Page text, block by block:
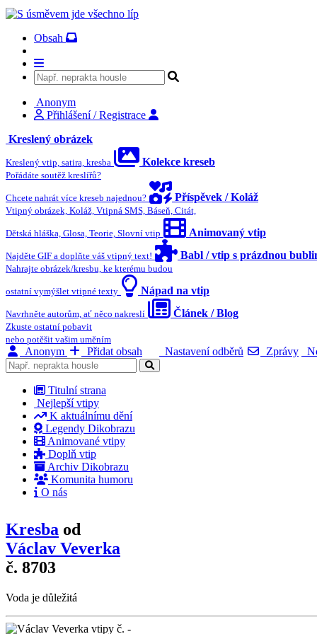
Obsah
Anonym
Přihlášení / Registrace
Kreslený obrázek
Kreslený vtip, satira, kresba Kolekce kreseb
Pořádáte soutěž kreslířů?
Chcete nahrát více kreseb najednou? Příspěvek / Koláž
Vtipný obrázek, Koláž, Vtipná SMS, Báseň, Citát,
Dětská hláška, Glosa, Teorie, Slovní vtip Animovaný vtip
Najděte GIF a doplňte váš vtipný text! Babl / vtip s prázdnou
Nahrajte obrázek/kresbu, ke kterému budou
ostatní vymýšlet vtipné texty Nápad na vtip
Navrhněte autorům, ať něco nakreslí Článek / Blog
Zkuste ostatní pobavit
nebo potěšit vašim uměním
Anonym Přidat obsah Nastavení odběrů Zprávy
Titulní strana
Nejlepší vtipy
K aktuálnímu dění
Legendy Dikobrazu
Animované vtipy
Doplň vtip
Archiv Dikobrazu
Komunita humoru
O nás
Kresba od
Václav Veverka
č. 8703
Voda je důležitá